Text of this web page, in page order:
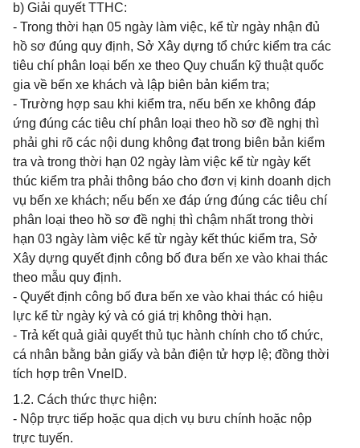
b) Giải quyết TTHC:
- Trong thời hạn 05 ngày làm việc, kể từ ngày nhận đủ
hồ sơ đúng quy định, Sở Xây dựng tổ chức kiểm tra các
tiêu chí phân loại bến xe theo Quy chuẩn kỹ thuật quốc
gia về bến xe khách và lập biên bản kiểm tra;
- Trường hợp sau khi kiểm tra, nếu bến xe không đáp
ứng đúng các tiêu chí phân loại theo hồ sơ đề nghị thì
phải ghi rõ các nội dung không đạt trong biên bản kiểm
tra và trong thời hạn 02 ngày làm việc kể từ ngày kết
thúc kiểm tra phải thông báo cho đơn vị kinh doanh dịch
vụ bến xe khách; nếu bến xe đáp ứng đúng các tiêu chí
phân loại theo hồ sơ đề nghị thì chậm nhất trong thời
hạn 03 ngày làm việc kể từ ngày kết thúc kiểm tra, Sở
Xây dựng quyết định công bố đưa bến xe vào khai thác
theo mẫu quy định.
- Quyết định công bố đưa bến xe vào khai thác có hiệu
lực kể từ ngày ký và có giá trị không thời hạn.
- Trả kết quả giải quyết thủ tục hành chính cho tổ chức,
cá nhân bằng bản giấy và bản điện tử hợp lệ; đồng thời
tích hợp trên VneID.
1.2. Cách thức thực hiện:
- Nộp trực tiếp hoặc qua dịch vụ bưu chính hoặc nộp
trực tuyến.